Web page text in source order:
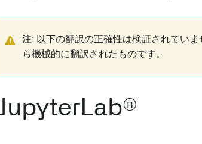
注: 以下の翻訳の正確性は検証されていま
ら機械的に翻訳されたものです。